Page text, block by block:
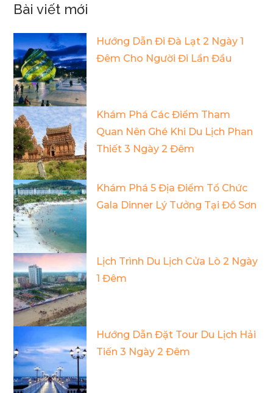
Bài viết mới
Hướng Dẫn Đi Đà Lạt 2 Ngày 1
Đêm Cho Người Đi Lần Đầu
Khám Phá Các Điểm Tham
Quan Nên Ghé Khi Du Lịch Phan
Thiết 3 Ngày 2 Đêm
Khám Phá 5 Địa Điểm Tổ Chức
Gala Dinner Lý Tưởng Tại Đồ Sơn
Lịch Trình Du Lịch Cửa Lò 2 Ngày
1 Đêm
Hướng Dẫn Đặt Tour Du Lịch Hải
Tiến 3 Ngày 2 Đêm